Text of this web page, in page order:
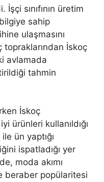
sınıfının üretim
sahip
ulaşmasını
topraklarından İskoç
avlamada
tahmin
İskoç
ürünleri kullanıldığı
ün yaptığı
ispatladığı yer
moda akımı
beraber popülaritesi